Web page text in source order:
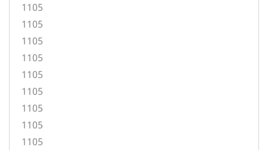
1105
1105
1105
1105
1105
1105
1105
1105
1105